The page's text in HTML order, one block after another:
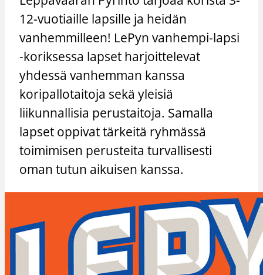
12-vuotiaille lapsille ja heidän
vanhemmilleen! LePyn vanhempi-lapsi
-koriksessa lapset harjoittelevat
yhdessä vanhemman kanssa
koripallotaitoja sekä yleisiä
liikunnallisia perustaitoja. Samalla
lapset oppivat tärkeitä ryhmässä
toimimisen perusteita turvallisesti
oman tutun aikuisen kanssa.